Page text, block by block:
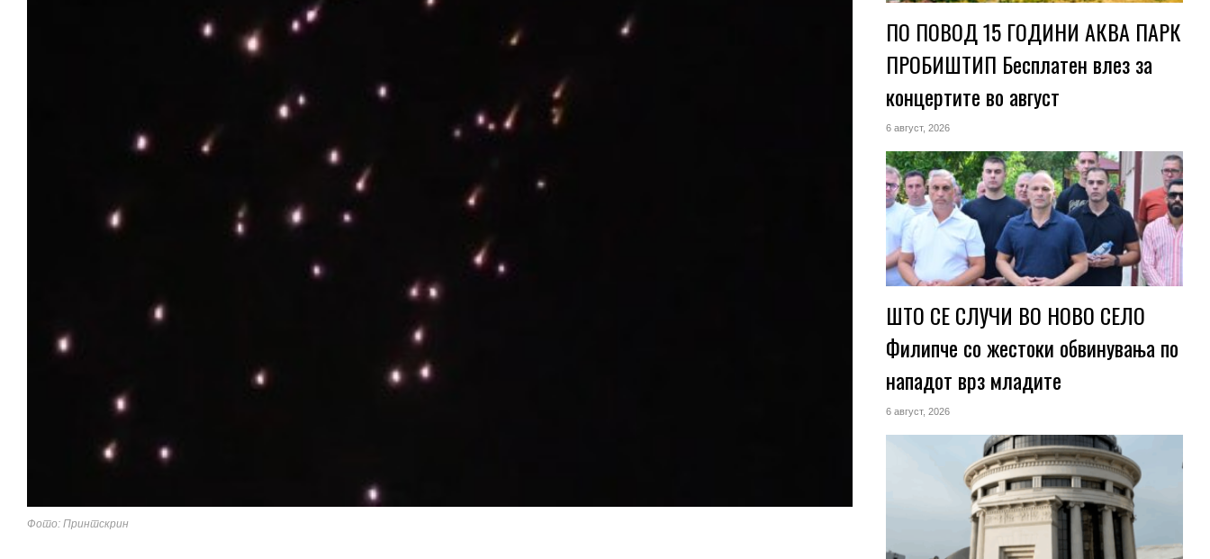
Фото: Принтскрин
ПО ПОВОД 15 ГОДИНИ АКВА ПАРК
ПРОБИШТИП Бесплатен влез за
концертите во август
6 август, 2026
ШТО СЕ СЛУЧИ ВО НОВО СЕЛО
Филипче со жестоки обвинувања по
нападот врз младите
6 август, 2026